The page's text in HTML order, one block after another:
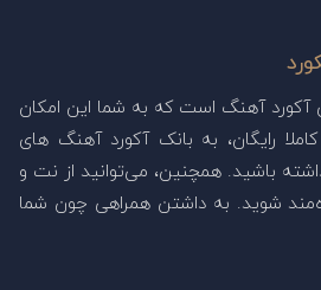
آکورد آهنگ است که به شما این امکان
رایگان، به بانک آکورد آهنگ های
باشید. همچنین، می‌توانید از نت و
شوید. به داشتن همراهی چون شما